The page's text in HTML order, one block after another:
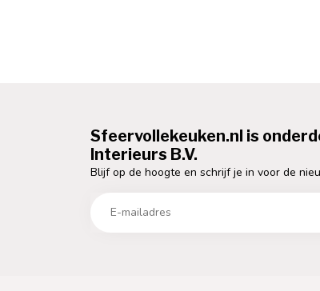
Sfeervollekeuken.nl is
Interieurs B.V.
Blijf op de hoogte en schrijf je in voor de